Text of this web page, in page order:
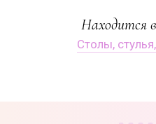
Находится
Столы,